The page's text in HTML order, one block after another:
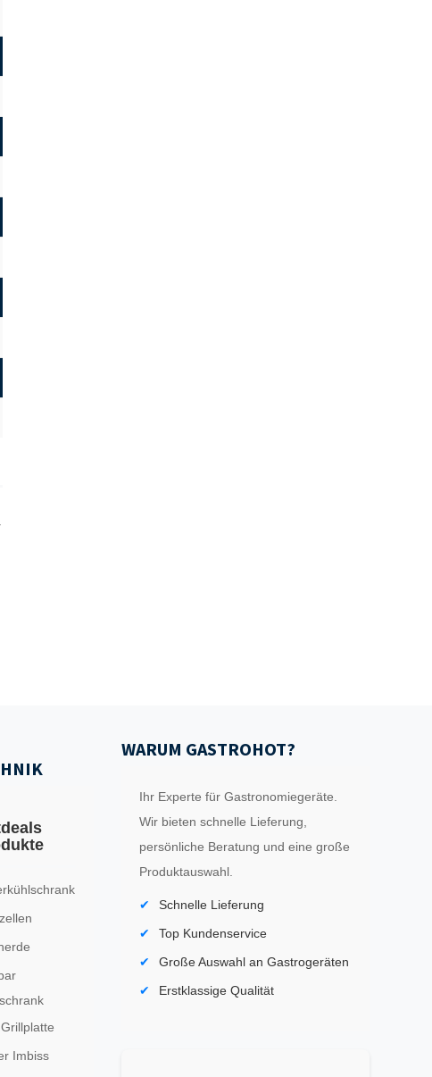
Imbiss
WARUM GASTROHOT?
Ihr Experte für Gastronomiegeräte.
Wir bieten schnelle Lieferung,
persönliche Beratung und eine große
Produktauswahl.
Schnelle Lieferung
Top Kundenservice
Große Auswahl an Gastrogeräten
Erstklassige Qualität